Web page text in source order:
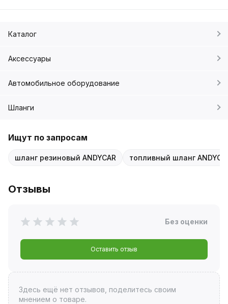
Каталог
Аксессуары
Автомобильное оборудование
Шланги
Ищут по запросам
шланг резиновый ANDYCAR топливный шланг
Отзывы
Без оценки
Оставить отзыв
Здесь ещё нет отзывов, поделитесь своим
мнением о товаре.